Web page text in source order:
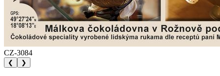
CZ-3084
❮ ❯